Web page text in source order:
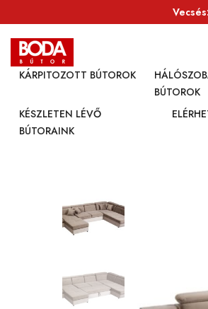
KÁRPITOZOTT BÚTOROK
BÚTOROK
KÉSZLETEN LÉVŐ
BÚTORAINK